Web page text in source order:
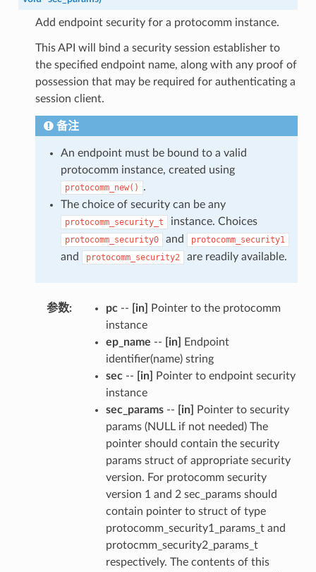
Add endpoint security for a protocomm instance.
This API will bind a security session establisher to
the specified endpoint name, along with any proof of
possession that may be required for authenticating a
session client.
备注
An endpoint must be bound to a valid
protocomm instance, created using
protocomm_new()
.
The choice of security can be any
protocomm_security_t instance. Choices
protocomm_security0 and protocomm_security1
and protocomm_security2 are readily available.
参数: pc-- [in]
Pointer to the protocomm
instance
ep_name -- [in]
Endpoint
identifier(name) string
sec-- [in]
Pointer to endpoint security
instance
sec_params-- [in]
Pointer to security
params (NULL if not needed) The
pointer should contain the security
params struct of appropriate security
version. For protocomm security
version 1 and 2 sec_params should
contain pointer to struct of type
protocomm_security1_params_t and
protocmm_security2_params_t
respectively. The contents of this